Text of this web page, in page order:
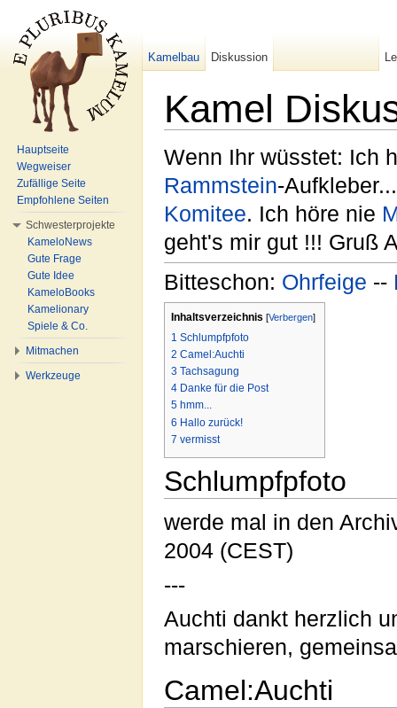
Kamel
Wenn Ihr wüsstet: Ich
Rammstein-
Komitee. Ich höre nie
geht's mir gut !!! Gruß
Bitteschon: Ohrfeige --
Inhaltsverzeichnis [Verbergen]
1 Schlumpfpfoto
2 Camel:Auchti
3 Tachsagung
4 Danke für die Post
5 hmm...
6 Hallo zurück!
7 vermisst
Schlumpfpfoto
werde mal in den
2004 (CEST)
---
Auchti dankt herzlich
marschieren,
Camel:Auchti
Kamelbau Diskussion
Hauptseite
Wegweiser
Zufällige Seite
Empfohlene Seiten
Schwesterprojekte
KameloNews
Gute Frage
Gute Idee
KameloBooks
Kamelionary
Spiele & Co.
Mitmachen
Werkzeuge